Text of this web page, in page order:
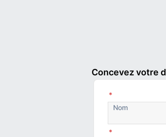
Concevez votre
*
*